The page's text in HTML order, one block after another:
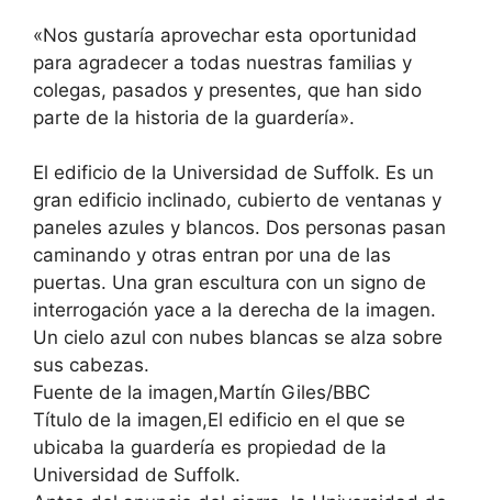
«Nos gustaría aprovechar esta oportunidad
para agradecer a todas nuestras familias y
colegas, pasados ​​y presentes, que han sido
parte de la historia de la guardería».
El edificio de la Universidad de Suffolk. Es un
gran edificio inclinado, cubierto de ventanas y
paneles azules y blancos. Dos personas pasan
caminando y otras entran por una de las
puertas. Una gran escultura con un signo de
interrogación yace a la derecha de la imagen.
Un cielo azul con nubes blancas se alza sobre
sus cabezas.
Fuente de la imagen,Martín Giles/BBC
Título de la imagen,El edificio en el que se
ubicaba la guardería es propiedad de la
Universidad de Suffolk.